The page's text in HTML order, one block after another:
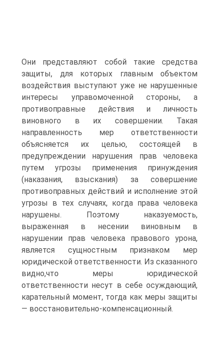
Они представляют собой такие средства
защиты, для которых главным объектом
воздействия выступают уже не нарушенные
интересы управомоченной стороны, а
противоправные действия и личность
виновного в их совершении. Такая
направленность мер ответственности
объясняется их целью, состоящей в
предупреждении нарушения прав человека
путем угрозы применения принуждения
(наказания, взыскания) за совершение
противоправных действий и исполнение этой
угрозы в тех случаях, когда права человека
нарушены. Поэтому наказуемость,
выраженная в несении виновным в
нарушении прав человека правового урона,
является сущностным признаком мер
юридической ответственности. Из сказанного
видно,что меры юридической
ответственности несут в себе осуждающий,
карательный момент, тогда как меры защиты
— восстановительно-компенсационный.